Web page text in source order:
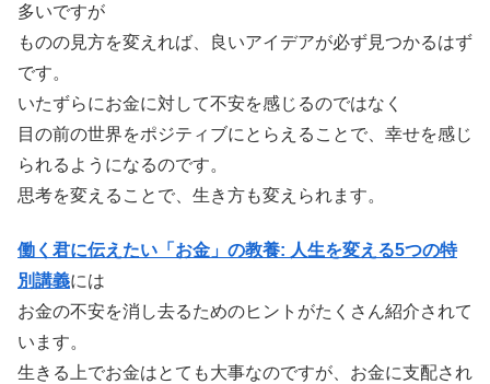
多いですが
ものの見方を変えれば、良いアイデアが必ず見つかるはず
です。
いたずらにお金に対して不安を感じるのではなく
目の前の世界をポジティブにとらえることで、幸せを感じ
られるようになるのです。
思考を変えることで、生き方も変えられます。
働く君に伝えたい「お金」の教養: 人生を変える5つの特
別講義には
お金の不安を消し去るためのヒントがたくさん紹介されて
います。
生きる上でお金はとても大事なのですが、お金に支配され